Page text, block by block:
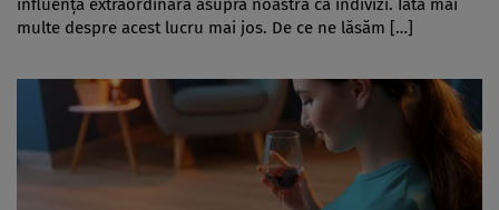
influență extraordinară asupra noastră ca indivizi. Iată mai
multe despre acest lucru mai jos. De ce ne lăsăm […]